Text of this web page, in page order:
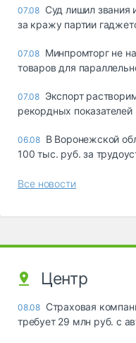
07.08 Суд лишил звания
за кражу партии
07.08 Минпромторг не
товаров для
07.08 Экспорт
рекордных показателей
06.08 В Воронежской
100 тыс. руб. за
Все новости
Центр
08.08 Страховая
требует 29 млн руб. с